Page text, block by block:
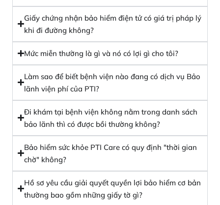
Giấy chứng nhận bảo hiểm điện tử có giá trị pháp lý
khi đi đường không?
Mức miễn thường là gì và nó có lợi gì cho tôi?
Làm sao để biết bệnh viện nào đang có dịch vụ Bảo
lãnh viện phí của PTI?
Đi khám tại bệnh viện không nằm trong danh sách
bảo lãnh thì có được bồi thường không?
Bảo hiểm sức khỏe PTI Care có quy định "thời gian
chờ" không?
Hồ sơ yêu cầu giải quyết quyền lợi bảo hiểm cơ bản
thường bao gồm những giấy tờ gì?